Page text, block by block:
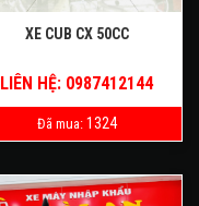
XE CUB CX 50CC
LIÊN HỆ: 0987412144
Đã mua: 1324